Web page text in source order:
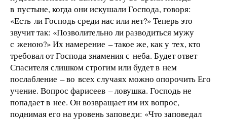
в пустыне, когда они искушали Господа, говоря:
«Есть ли Господь среди нас или нет?» Теперь это
звучит так: «Позволительно ли разводиться мужу
с женою?» Их намерение – такое же, как у тех, кто
требовал от Господа знамения с неба. Будет ответ
Спасителя слишком строгим или будет в нем
послабление – во всех случаях можно опорочить Его
учение. Вопрос фарисеев – ловушка. Господь не
попадает в нее. Он возвращает им их вопрос,
поднимая его на уровень заповеди: «Что заповедал